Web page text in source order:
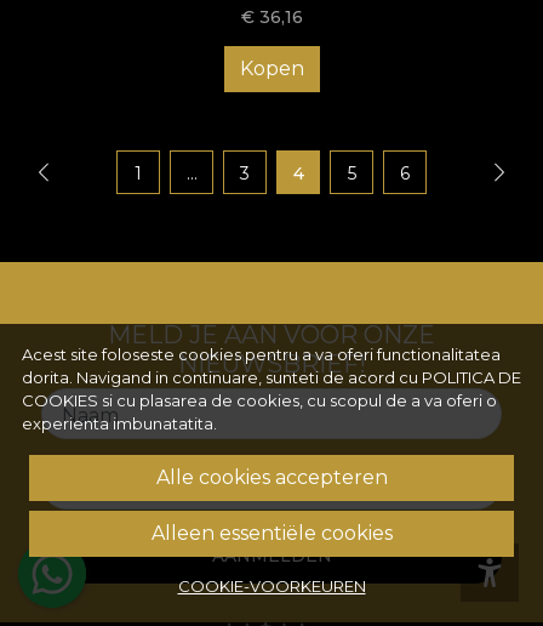
€ 36,16
Kopen
1 ... 3 4 5 6
Acest site foloseste cookies pentru a va oferi functionalitatea
dorita. Navigand in continuare, sunteti de acord cu POLITICA DE
COOKIES si cu plasarea de cookies, cu scopul de a va oferi o
experienta imbunatatita.
Alle cookies accepteren
Alleen essentiële cookies
COOKIE-VOORKEUREN
MELD JE AAN VOOR ONZE
NIEUWSBRIEF!
Naam
AANMELDEN